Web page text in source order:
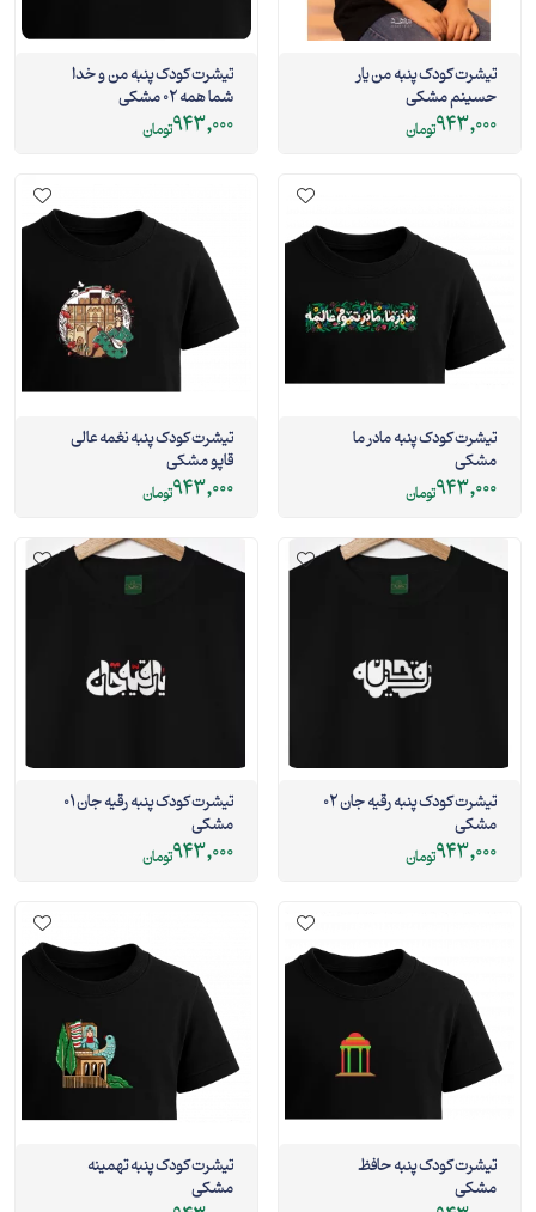
تیشرت کودک پنبه من یار
حسینم مشکی
943,000تومان
تیشرت کودک پنبه من و خدا
شما همه 02 مشکی
943,000تومان
تیشرت کودک پنبه مادر ما
مشکی
943,000تومان
تیشرت کودک پنبه نغمه عالی
قاپو مشکی
943,000تومان
تیشرت کودک پنبه رقیه جان 02
مشکی
943,000تومان
تیشرت کودک پنبه رقیه جان 01
مشکی
943,000تومان
تیشرت کودک پنبه حافظ
مشکی
تیشرت کودک پنبه تهمینه
مشکی